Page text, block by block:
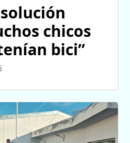
chicos
bici”